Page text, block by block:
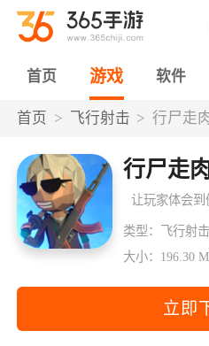
首页 游戏 软件
首页 飞行射击 行尸走
行尸走
让玩家体会到
类型：飞行射击
大小：196.30
立即